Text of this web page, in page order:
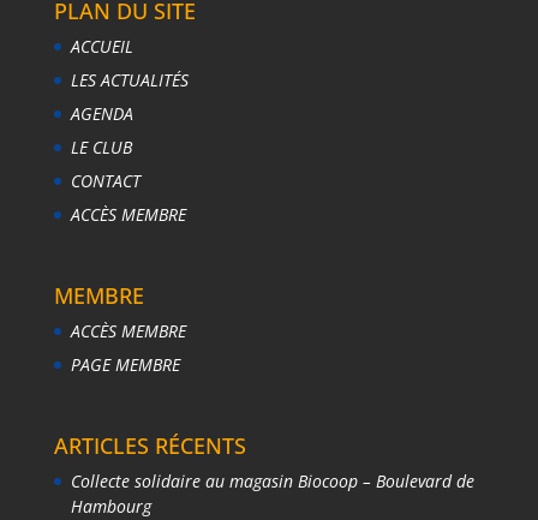
PLAN DU SITE
ACCUEIL
LES ACTUALITÉS
AGENDA
LE CLUB
CONTACT
ACCÈS MEMBRE
MEMBRE
ACCÈS MEMBRE
PAGE MEMBRE
ARTICLES RÉCENTS
Collecte solidaire au magasin Biocoop – Boulevard de
Hambourg